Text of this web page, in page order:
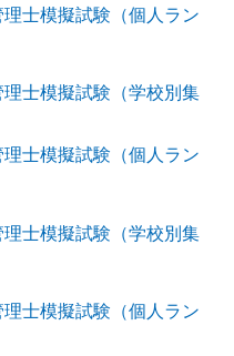
士模擬試験（個人ラン
士模擬試験（学校別集
士模擬試験（個人ラン
士模擬試験（学校別集
士模擬試験（個人ラン